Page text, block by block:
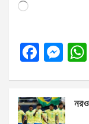
Loading…
F
b
M
n